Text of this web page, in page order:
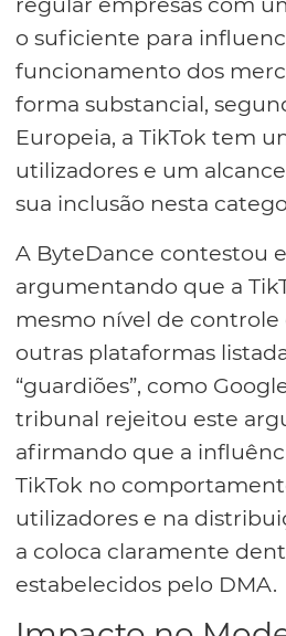
o suficiente para
funcionamento dos
forma substancial,
Europeia, a TikTok tem
utilizadores e um
sua inclusão nesta
A ByteDance contestou
argumentando que a
mesmo nível de
outras plataformas
“guardiões”, como
tribunal rejeitou este
afirmando que a
TikTok no
utilizadores e na
a coloca claramente
estabelecidos pelo DMA.